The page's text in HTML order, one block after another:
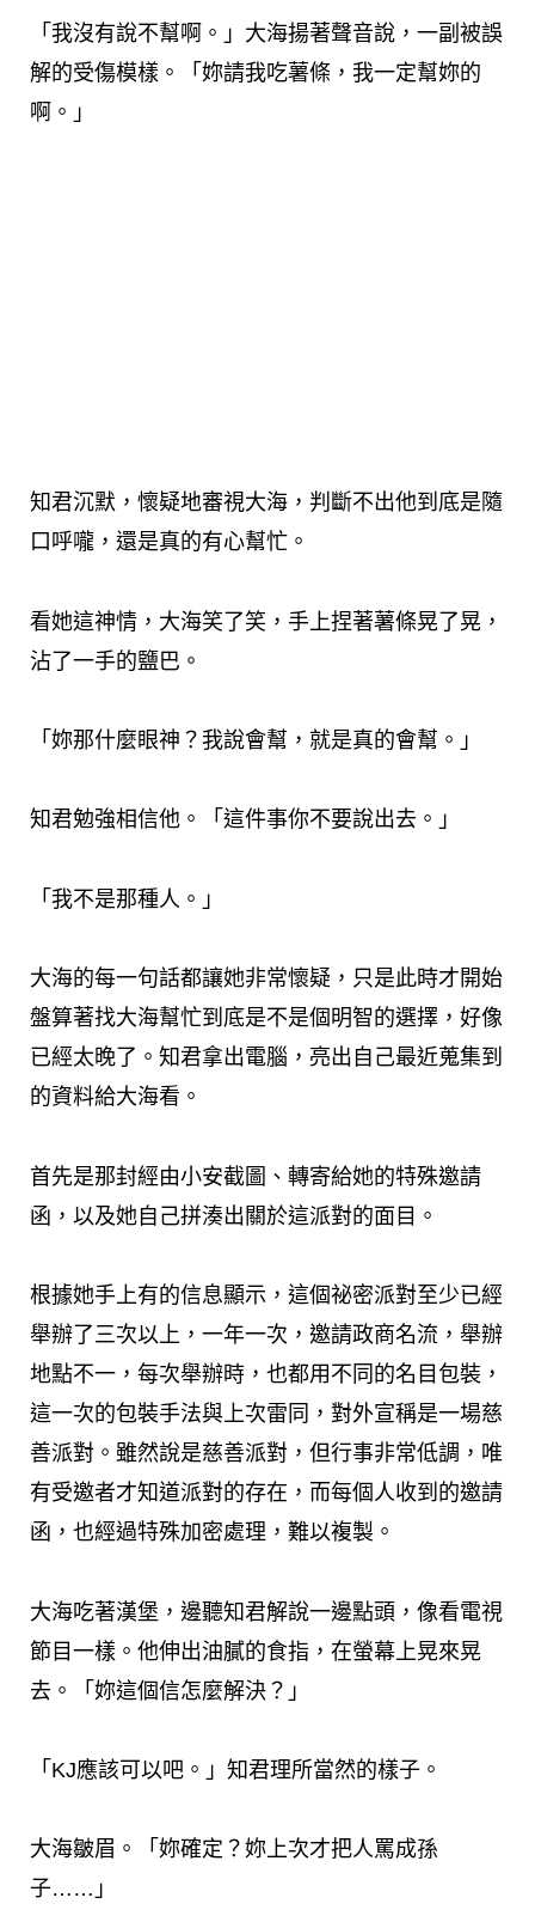
「我沒有說不幫啊。」大海揚著聲音說，一副被誤
解的受傷模樣。「妳請我吃薯條，我一定幫妳的
啊。」
知君沉默，懷疑地審視大海，判斷不出他到底是隨
口呼嚨，還是真的有心幫忙。
看她這神情，大海笑了笑，手上捏著薯條晃了晃，
沾了一手的鹽巴。
「妳那什麼眼神？我說會幫，就是真的會幫。」
知君勉強相信他。「這件事你不要說出去。」
「我不是那種人。」
大海的每一句話都讓她非常懷疑，只是此時才開始
盤算著找大海幫忙到底是不是個明智的選擇，好像
已經太晚了。知君拿出電腦，亮出自己最近蒐集到
的資料給大海看。
首先是那封經由小安截圖、轉寄給她的特殊邀請
函，以及她自己拼湊出關於這派對的面目。
根據她手上有的信息顯示，這個祕密派對至少已經
舉辦了三次以上，一年一次，邀請政商名流，舉辦
地點不一，每次舉辦時，也都用不同的名目包裝，
這一次的包裝手法與上次雷同，對外宣稱是一場慈
善派對。雖然說是慈善派對，但行事非常低調，唯
有受邀者才知道派對的存在，而每個人收到的邀請
函，也經過特殊加密處理，難以複製。
大海吃著漢堡，邊聽知君解說一邊點頭，像看電視
節目一樣。他伸出油膩的食指，在螢幕上晃來晃
去。「妳這個信怎麼解決？」
「KJ應該可以吧。」知君理所當然的樣子。
大海皺眉。「妳確定？妳上次才把人罵成孫
子……」